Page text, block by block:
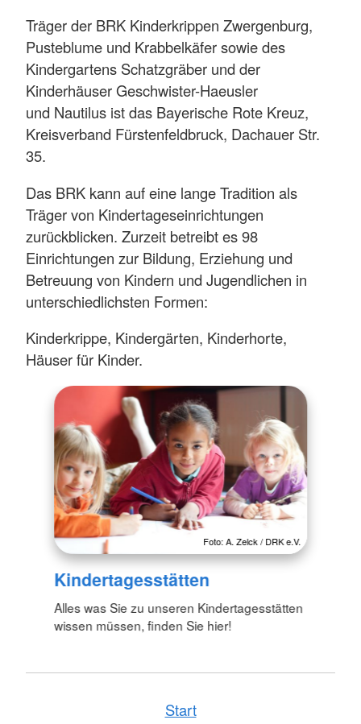
Träger der BRK Kinderkrippen Zwergenburg,
Pusteblume und Krabbelkäfer sowie des
Kindergartens Schatzgräber und der
Kinderhäuser Geschwister-Haeusler
und Nautilus ist das Bayerische Rote Kreuz,
Kreisverband Fürstenfeldbruck, Dachauer Str.
35.
Das BRK kann auf eine lange Tradition als
Träger von Kindertageseinrichtungen
zurückblicken. Zurzeit betreibt es 98
Einrichtungen zur Bildung, Erziehung und
Betreuung von Kindern und Jugendlichen in
unterschiedlichsten Formen:
Kinderkrippe, Kindergärten, Kinderhorte,
Häuser für Kinder.
Foto: A. Zelck / DRK e.V.
Kindertagesstätten
Alles was Sie zu unseren Kindertagesstätten
wissen müssen, finden Sie hier!
Start